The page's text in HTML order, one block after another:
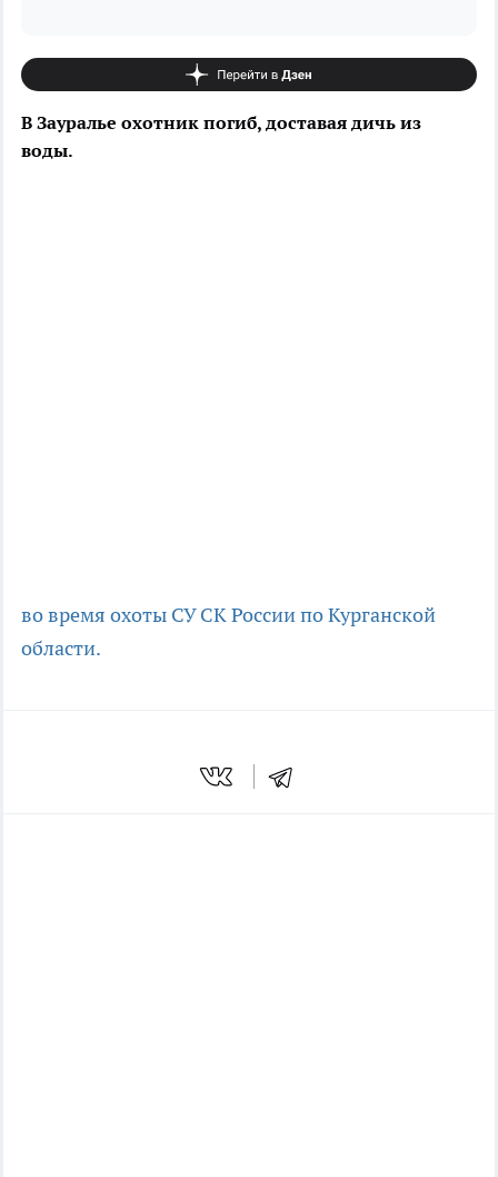
В Зауралье охотник погиб, доставая дичь из
воды.
во время охоты СУ СК России по Курганской
области.